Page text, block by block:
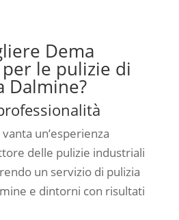
Dema
per le pulizie di
Dalmine?
vanta un’esperienza
delle pulizie industriali
un servizio di pulizia
e dintorni con risultati